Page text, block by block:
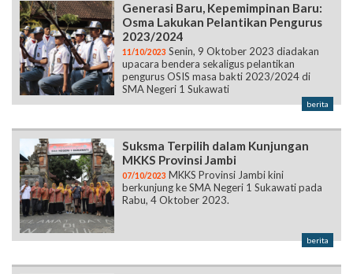
Generasi Baru, Kepemimpinan Baru:
Osma Lakukan Pelantikan Pengurus
2023/2024
11/10/2023 Senin, 9 Oktober 2023 diadakan
upacara bendera sekaligus pelantikan
pengurus OSIS masa bakti 2023/2024 di
SMA Negeri 1 Sukawati
berita
Suksma Terpilih dalam Kunjungan
MKKS Provinsi Jambi
07/10/2023 MKKS Provinsi Jambi kini
berkunjung ke SMA Negeri 1 Sukawati pada
Rabu, 4 Oktober 2023.
berita